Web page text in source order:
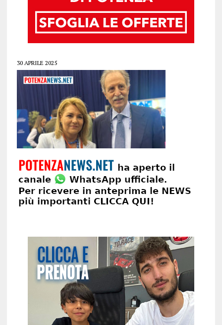
30 APRILE 2025